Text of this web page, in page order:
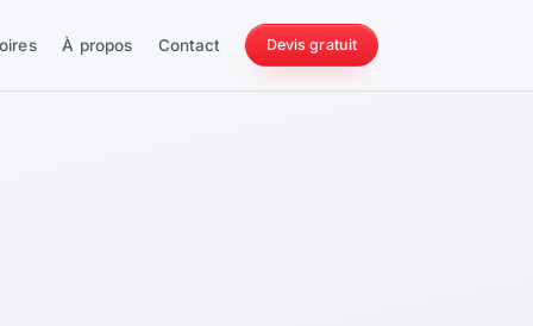
À propos Contact Devis gratuit